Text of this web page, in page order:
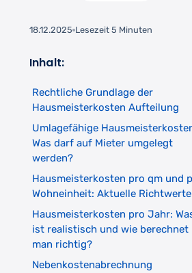
18.12.2025 Lesezeit 5 Minuten
Inhalt:
Rechtliche Grundlage der
Hausmeisterkosten Aufteilung
Umlagefähige
Was darf auf Mieter umgelegt
werden?
Hausmeisterkosten pro qm und
Wohneinheit: Aktuelle Richtwerte
Hausmeisterkosten pro Jahr:
ist realistisch und wie berechnet
man richtig?
Nebenkostenabrechnung